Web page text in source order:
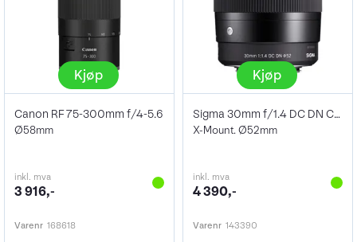
Kjøp
Canon RF 75-300mm f/4-5.6
Ø58mm
inkl. mva
3 916,-
Varenr 168618
Kjøp
Sigma 30mm f/1.4 DC DN Contemporary
X-Mount. Ø52mm
inkl. mva
4 390,-
Varenr 143390